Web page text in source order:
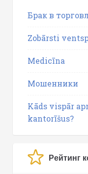
Брак в
Zobārsti
Medicīna
Мошенники
Kāds vispār
kantorīšus?
Рейтинг